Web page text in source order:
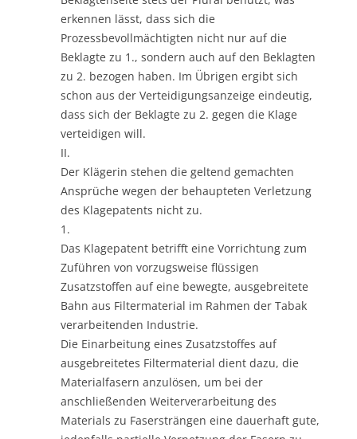
erkennen lässt, dass sich die
Prozessbevollmächtigten nicht nur auf die
Beklagte zu 1., sondern auch auf den Beklagten
zu 2. bezogen haben. Im Übrigen ergibt sich
schon aus der Verteidigungsanzeige eindeutig,
dass sich der Beklagte zu 2. gegen die Klage
verteidigen will.
II.
Der Klägerin stehen die geltend gemachten
Ansprüche wegen der behaupteten Verletzung
des Klagepatents nicht zu.
1.
Das Klagepatent betrifft eine Vorrichtung zum
Zuführen von vorzugsweise flüssigen
Zusatzstoffen auf eine bewegte, ausgebreitete
Bahn aus Filtermaterial im Rahmen der Tabak
verarbeitenden Industrie.
Die Einarbeitung eines Zusatzstoffes auf
ausgebreitetes Filtermaterial dient dazu, die
Materialfasern anzulösen, um bei der
anschließenden Weiterverarbeitung des
Materials zu Fasersträngen eine dauerhaft gute,